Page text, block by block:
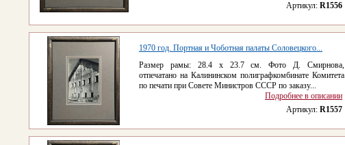
Артикул: R1556
1970 год. Портная и Чоботная палаты Соловецкого...
Размер рамы: 28.4 x 23.7 см. Фото Д. Смирнова,
отпечатано на Калининском полиграфкомбинате Комитета
по печати при Совете Министров СССР по заказу...
Подробнее в описании
Артикул: R1557